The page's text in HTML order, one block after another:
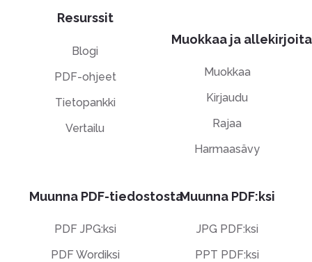
Resurssit
Blogi
PDF-ohjeet
Tietopankki
Vertailu
Muokkaa ja allekirjoita
Muokkaa
Kirjaudu
Rajaa
Harmaasävy
Muunna PDF-tiedostosta
PDF JPG:ksi
PDF Wordiksi
Muunna PDF:ksi
JPG PDF:ksi
PPT PDF:ksi